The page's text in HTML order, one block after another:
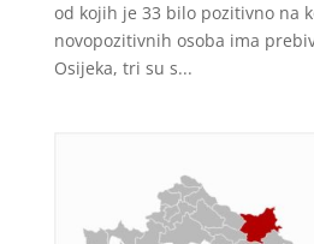
od kojih je 33 bilo pozitivno na
novopozitivnih osoba ima
Osijeka, tri su s...